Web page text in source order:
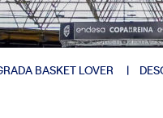
BASKET LOVER